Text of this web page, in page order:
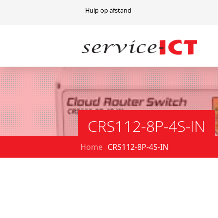
Hulp op afstand
CRS112-8P-4S-IN
Home CRS112-8P-4S-IN